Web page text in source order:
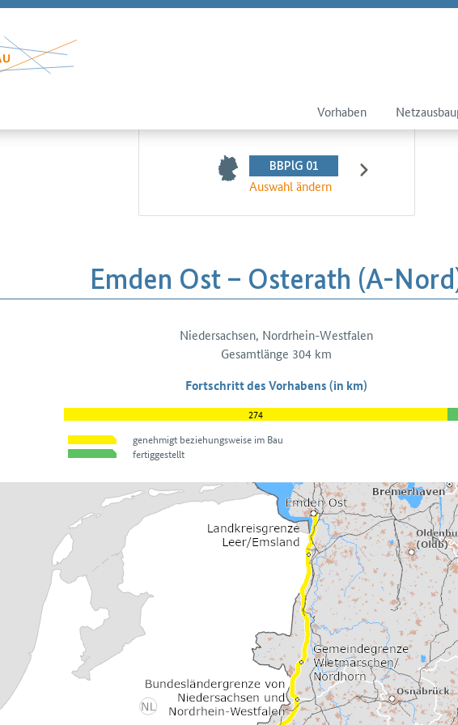
Vorhaben
BBPlG 01
Auswahl ändern
Emden Ost – Osterath (A-
Niedersachsen, Nordrhein-Westfalen
Gesamtlänge 304 km
Fortschritt des Vorhabens (in km)
274
genehmigt beziehungsweise im Bau
fertiggestellt